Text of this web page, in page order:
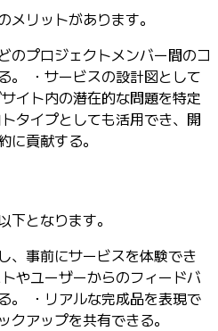
メリットがあります。
のプロジェクトメンバー間のコ
。 ・サービスの設計図として
イト内の潜在的な問題を特定
タイプとしても活用でき、開
に貢献する。
下となります。
、事前にサービスを体験でき
やユーザーからのフィードバ
。 ・リアルな完成品を表現で
アップを共有できる。